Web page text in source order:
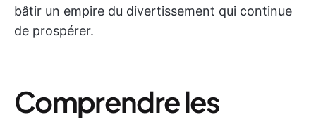
bâtir un empire du divertissement qui continue
de prospérer.
Comprendre les